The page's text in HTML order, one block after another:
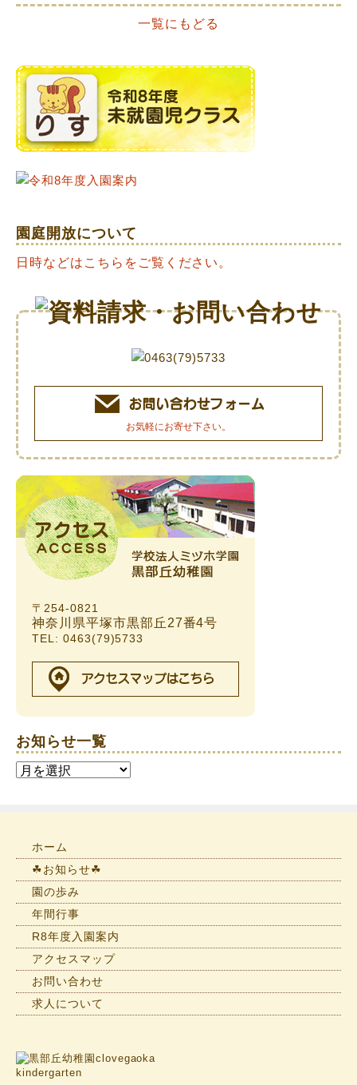
一覧にもどる
園庭開放について
日時などはこちらをご覧ください。
お気軽にお寄せ下さい。
〒254-0821
神奈川県平塚市黒部丘27番4号
TEL: 0463(79)5733
お知らせ一覧
お
ホーム
☘お知らせ☘
園の歩み
年間行事
R8年度入園案内
アクセスマップ
お問い合わせ
求人について